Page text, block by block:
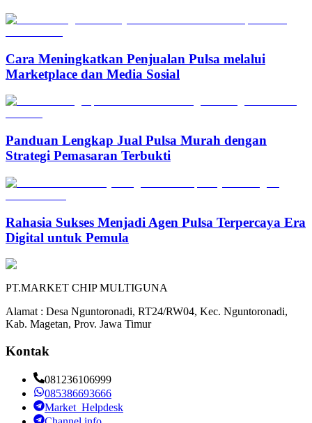
Cara Meningkatkan Penjualan Pulsa melalui
Marketplace dan Media Sosial
Panduan Lengkap Jual Pulsa Murah dengan
Strategi Pemasaran Terbukti
Rahasia Sukses Menjadi Agen Pulsa Terpercaya Era
Digital untuk Pemula
PT.MARKET CHIP MULTIGUNA
Alamat : Desa Nguntoronadi, RT24/RW04, Kec. Nguntoronadi,
Kab. Magetan, Prov. Jawa Timur
Kontak
081236106999
085386693666
Market_Helpdesk